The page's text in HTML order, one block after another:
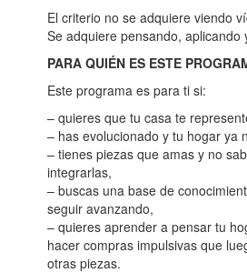
El criterio no se adquiere viendo
Se adquiere pensando, aplicando
PARA QUIÉN ES ESTE
Este programa es para ti si:
– quieres que tu casa te
– has evolucionado y tu hogar ya
– tienes piezas que amas y no
integrarlas,
– buscas una base de
seguir avanzando,
– quieres aprender a pensar tu
hacer compras impulsivas que
otras piezas.